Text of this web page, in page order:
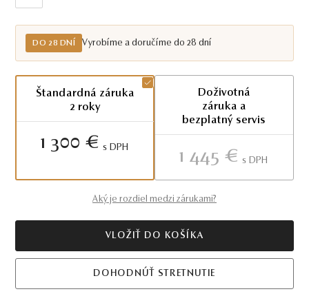
DO 28 DNÍ Vyrobíme a doručíme do 28 dní
Štandardná záruka
2 roky
1 300 € S DPH
Doživotná
záruka a
bezplatný servis
1 445 € S DPH
Aký je rozdiel medzi zárukami?
VLOŽIŤ DO KOŠÍKA
DOHODNÚŤ STRETNUTIE